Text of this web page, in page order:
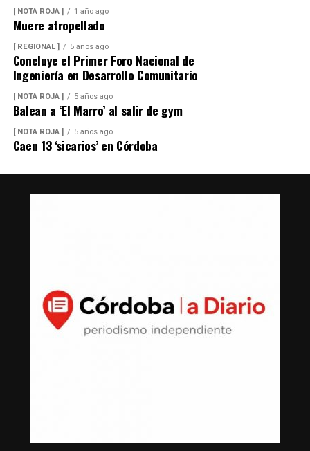
[ NOTA ROJA ] 1 año ago
Muere atropellado
[ REGIONAL ] 5 años ago
Concluye el Primer Foro Nacional de
Ingeniería en Desarrollo Comunitario
[ NOTA ROJA ] 5 años ago
Balean a ‘El Marro’ al salir de gym
[ NOTA ROJA ] 5 años ago
Caen 13 ‘sicarios’ en Córdoba